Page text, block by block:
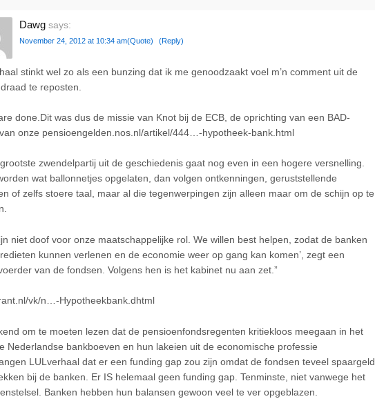
Dawg says:
November 24, 2012 at 10:34 am(Quote) (Reply)
stinkt wel zo als een bunzing dat ik me genoodzaakt voel m’n comment uit de
te reposten.
done.Dit was dus de missie van Knot bij de ECB, de oprichting van een BAD-
onze pensioengelden.nos.nl/artikel/444…-hypotheek-bank.html
zwendelpartij uit de geschiedenis gaat nog even in een hogere versnelling.
wat ballonnetjes opgelaten, dan volgen ontkenningen, geruststellende
of zelfs stoere taal, maar al die tegenwerpingen zijn alleen maar om de schijn op te
niet doof voor onze maatschappelijke rol. We willen best helpen, zodat de banken
kunnen verlenen en de economie weer op gang kan komen’, zegt een
van de fondsen. Volgens hen is het kabinet nu aan zet.”
vk/n…-Hypotheekbank.dhtml
om te moeten lezen dat de pensioenfondsregenten kritiekloos meegaan in het
Nederlandse bankboeven en hun lakeien uit de economische professie
LULverhaal dat er een funding gap zou zijn omdat de fondsen teveel spaargeld
bij de banken. Er IS helemaal geen funding gap. Tenminste, niet vanwege het
Banken hebben hun balansen gewoon veel te ver opgeblazen.